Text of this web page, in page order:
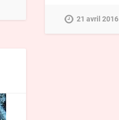
21 avril 2016